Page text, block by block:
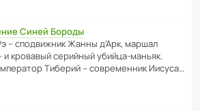
Синей Бороды
– спод­ви­жник Жанны д’Арк, маршал
и кровавый серийный убийца-маньяк.
Тиберий – совре­менник Иисуса…